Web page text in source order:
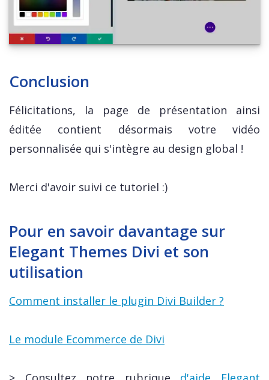
Conclusion
Félicitations, la page de présentation ainsi
éditée contient désormais votre vidéo
personnalisée qui s'intègre au design global !
Merci d'avoir suivi ce tutoriel :)
Pour en savoir davantage sur
Elegant Themes Divi et son
utilisation
Comment installer le plugin Divi Builder ?
Le module Ecommerce de Divi